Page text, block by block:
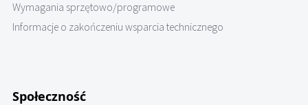
Wymagania sprzętowo/programowe
Informacje o zakończeniu wsparcia technicznego
Społeczność